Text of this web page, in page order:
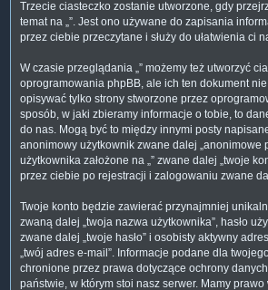
Trzecie ciasteczko zostanie utworzone, gdy
temat na „”. Jest ono używane do zapisania
przez ciebie przeczytane i służy do ułatwienia ci
W czasie przeglądania „” możemy też utworzyć
oprogramowania phpBB, ale ich ten dokument
opisywać tylko strony stworzone przez
sposób, w jaki zbieramy informacje o tobie, to
do nas. Mogą być to między innymi posty
anonimowy użytkownik zwane dalej „anonimowe
użytkownika założone na „” zwane dalej „twoje
przez ciebie po rejestracji i zalogowaniu zwane
Twoje konto będzie zawierać przynajmniej
zwaną dalej „twoja nazwa użytkownika”, hasło
zwane dalej „twoje hasło” i osobisty aktywny
„twój adres e-mail”. Informacje podane dla
chronione przez prawa dotyczące ochrony
państwie, w którym stoi nasz serwer. Mamy